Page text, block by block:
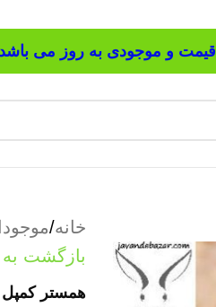
قیمت و موجودی به روز می باشد
خانه/
بازگشت
همستر کمپل